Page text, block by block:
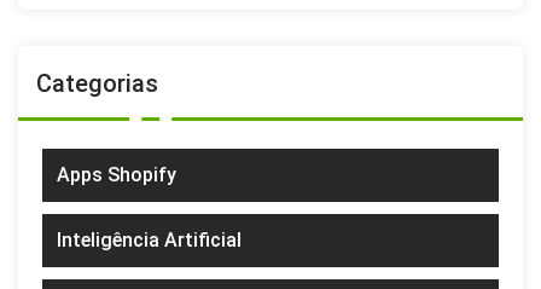
Categorias
Apps Shopify
Inteligência Artificial